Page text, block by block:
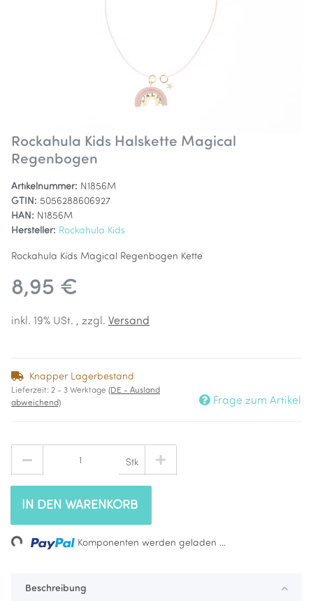
Rockahula Kids Halskette Magical
Regenbogen
Artikelnummer: N1856M
GTIN: 5056288606927
HAN: N1856M
Hersteller: Rockahula Kids
Rockahula Kids Magical Regenbogen Kette
8,95 €
inkl. 19% USt. , zzgl. Versand
Knapper Lagerbestand
Lieferzeit: 2 - 3 Werktage (DE - Ausland
abweichend)
Frage zum Artikel
Stk
IN DEN WARENKORB
Loading... Komponenten werden geladen ...
Beschreibung